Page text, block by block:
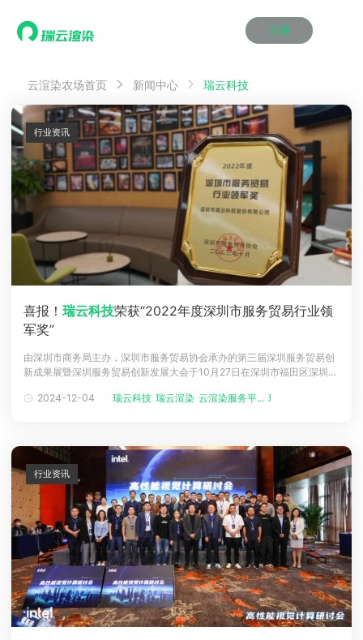
注册
产品服务
效果图渲染
云制作
云渲染管理系统
瑞兔百宝箱
AI视频插帧
效果图渲染
云制作
云渲染管理系统
瑞兔百宝箱
AI视频插帧
效果图渲染
云制作
云渲染管理系统
瑞兔百宝箱
AI视频插帧
效果图渲染
云制作
云渲染管理系统
瑞兔百宝箱
AI视频插帧
效果图渲染
云制作
云渲染管理系统
瑞兔百宝箱
AI视频插帧
效果图渲染
云制作
云渲染管理系统
瑞兔百宝箱
AI视频插帧
解决方案
Maya云渲染方案
3ds Max云渲染方案
Cinema 4D云渲染方案
Blender 云渲染方案
Maya AI渲染方案
Maya云渲染方案
3ds Max云渲染方案
Cinema 4D云渲染方案
Blender 云渲染方案
Maya AI渲染方案
Maya云渲染方案
3ds Max云渲染方案
Cinema 4D云渲染方案
Blender 云渲染方案
Maya AI渲染方案
Maya云渲染方案
3ds Max云渲染方案
Cinema 4D云渲染方案
Blender 云渲染方案
Maya AI渲染方案
Maya云渲染方案
3ds Max云渲染方案
Cinema 4D云渲染方案
Blender 云渲染方案
Maya AI渲染方案
Maya云渲染方案
3ds Max云渲染方案
Cinema 4D云渲染方案
Blender 云渲染方案
Maya AI渲染方案
价格
动画价格
效果图价格
云制作价格
动画价格
效果图价格
云制作价格
动画价格
效果图价格
云制作价格
动画价格
效果图价格
云制作价格
动画价格
效果图价格
云制作价格
动画价格
效果图价格
云制作价格
案例
资讯&赛事
新闻资讯
渲染百科
渲染大赛
新闻资讯
渲染百科
渲染大赛
新闻资讯
渲染百科
渲染大赛
新闻资讯
渲染百科
渲染大赛
新闻资讯
渲染百科
渲染大赛
新闻资讯
渲染百科
渲染大赛
特惠专区
青云平台
教育优惠
青云平台
教育优惠
青云平台
教育优惠
青云平台
教育优惠
青云平台
教育优惠
青云平台
教育优惠
登录
云渲染农场首页 新闻中心 瑞云科技
喜报！ 瑞云科技荣获“2022年度深圳市服务贸易行业领
军奖”
由深圳市商务局主办，深圳市服务贸易协会承办的第三届深圳服务贸易创
新成果展暨深圳服务贸易创新发展大会于10月27日在深圳市福田区深圳新
限公司（以下简称：
瑞云科技）携旗下产品亮相展会，并荣获''2022年度
2024-12-04 瑞云科技 瑞云渲染 云渲染服务平...
行业资讯
行业资讯